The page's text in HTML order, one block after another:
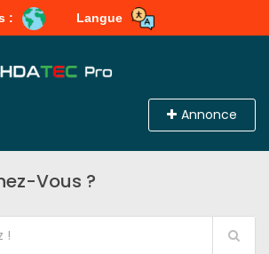
: Langue
Annonce
Vous ?